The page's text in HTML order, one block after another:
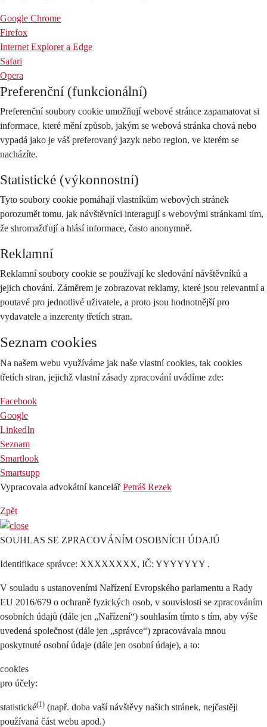
Google Chrome
Firefox
Internet Explorer a Edge
Safari
Opera
Preferenční (funkcionální)
Preferenční soubory cookie umožňují webové stránce zapamatovat si
informace, které mění způsob, jakým se webová stránka chová nebo
vypadá jako je váš preferovaný jazyk nebo region, ve kterém se
nacházíte.
Statistické (výkonnostní)
Tyto soubory cookie pomáhají vlastníkům webových stránek
porozumět tomu, jak návštěvníci interagují s webovými stránkami tím,
že shromažďují a hlásí informace, často anonymně.
Reklamní
Reklamní soubory cookie se používají ke sledování návštěvníků a
jejich chování. Záměrem je zobrazovat reklamy, které jsou relevantní a
poutavé pro jednotlivé uživatele, a proto jsou hodnotnější pro
vydavatele a inzerenty třetích stran.
Seznam cookies
Na našem webu využíváme jak naše vlastní cookies, tak cookies
třetích stran, jejichž vlastní zásady zpracování uvádíme zde:
Facebook
Google
LinkedIn
Seznam
Smartlook
Smartsupp
Vypracovala advokátní kancelářPetráš Rezek
Zpět
SOUHLAS SE ZPRACOVÁNÍM OSOBNÍCH ÚDAJŮ
Identifikace správce: XXXXXXXX, IČ: YYYYYYY .
V souladu s ustanoveními Nařízení Evropského parlamentu a Rady
EU 2016/679 o ochraně fyzických osob, v souvislosti se zpracováním
osobních údajů (dále jen „Nařízení“) souhlasím tímto s tím, aby výše
uvedená společnost (dále jen „správce“) zpracovávala mnou
poskytnuté osobní údaje (dále jen osobní údaje), a to:
cookies
pro účely:
statistické(1) (např. doba vaší návštěvy našich stránek, nejčastěji
používaná část webu apod.)